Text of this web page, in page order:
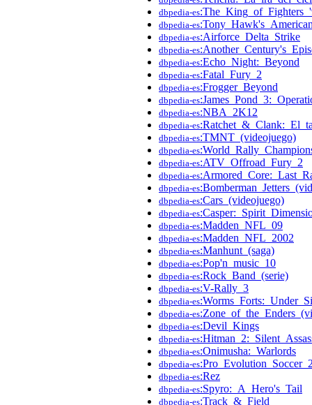
dbpedia-es
dbpedia-es
dbpedia-es:Airforce_Delta_Strike
dbpedia-es
dbpedia-es:Echo_Night:_Beyond
dbpedia-es:Fatal_Fury_2
dbpedia-es:Frogger_Beyond
dbpedia-es
dbpedia-es:NBA_2K12
dbpedia-es
dbpedia-es:TMNT_(videojuego)
dbpedia-es
dbpedia-es:ATV_Offroad_Fury_2
dbpedia-es
dbpedia-es
dbpedia-es:Cars_(videojuego)
dbpedia-es
dbpedia-es:Madden_NFL_09
dbpedia-es:Madden_NFL_2002
dbpedia-es:Manhunt_(saga)
dbpedia-es:Pop'n_music_10
dbpedia-es:Rock_Band_(serie)
dbpedia-es:V-Rally_3
dbpedia-es
dbpedia-es
dbpedia-es:Devil_Kings
dbpedia-es
dbpedia-es:Onimusha:_Warlords
dbpedia-es
dbpedia-es:Rez
dbpedia-es:Spyro:_A_Hero's_Tail
dbpedia-es:Track_&_Field